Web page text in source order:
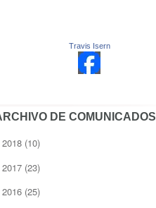
Travis Isern
DE COMUNICADOS
2018 (10)
2017 (23)
2016 (25)